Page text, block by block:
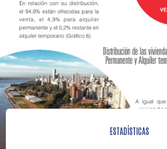
ESTADÍSTICAS